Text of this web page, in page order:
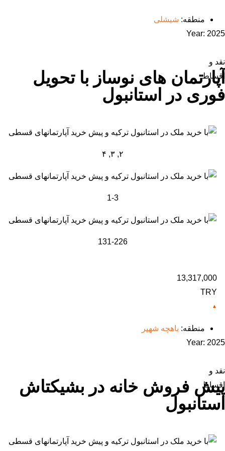
منطقه: شیشلی
Year: 2025
نقد و
اقساط
آپارتمان های نوساز با تحویل
فوری در استانبول
۲, ۳, ۴
1-3
131-226
13,317,000
TRY
منطقه: باهچه شهیر
Year: 2025
نقد و
اقساط
پیش فروش خانه در بشیکتاش
استانبول